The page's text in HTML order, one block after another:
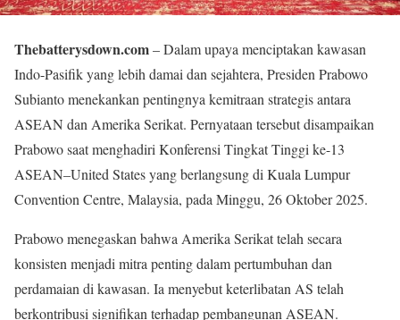
Thebatterysdown.com– Dalam upaya menciptakan kawasan
Indo-Pasifik yang lebih damai dan sejahtera, Presiden Prabowo
Subianto menekankan pentingnya kemitraan strategis antara
ASEAN dan Amerika Serikat. Pernyataan tersebut disampaikan
Prabowo saat menghadiri Konferensi Tingkat Tinggi ke-13
ASEAN–United States yang berlangsung di Kuala Lumpur
Convention Centre, Malaysia, pada Minggu, 26 Oktober 2025.
Prabowo menegaskan bahwa Amerika Serikat telah secara
konsisten menjadi mitra penting dalam pertumbuhan dan
perdamaian di kawasan. Ia menyebut keterlibatan AS telah
berkontribusi signifikan terhadap pembangunan ASEAN.